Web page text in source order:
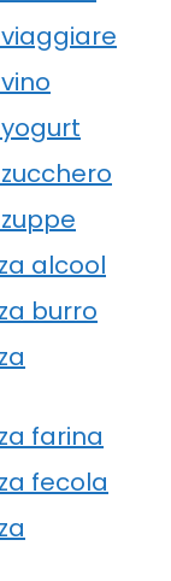
alcool
burro
farina
fecola